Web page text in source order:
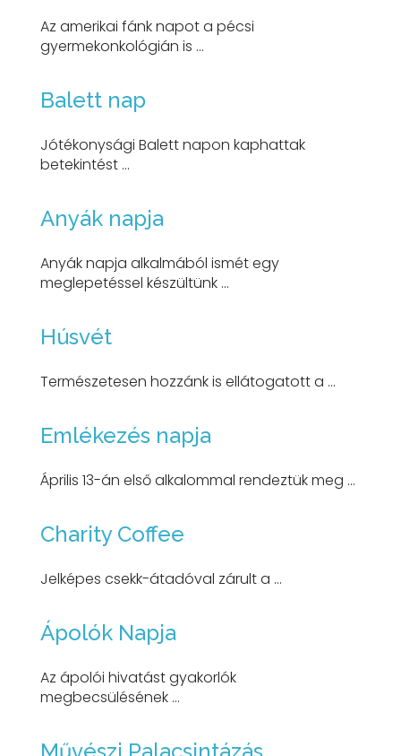
Az amerikai fánk napot a pécsi
gyermekonkológián is ...
Balett nap
Jótékonysági Balett napon kaphattak
betekintést ...
Anyák napja
Anyák napja alkalmából ismét egy
meglepetéssel készültünk ...
Húsvét
Természetesen hozzánk is ellátogatott a ...
Emlékezés napja
Április 13-án első alkalommal rendeztük meg ...
Charity Coffee
Jelképes csekk-átadóval zárult a ...
Ápolók Napja
Az ápolói hivatást gyakorlók
megbecsülésének ...
Művészi Palacsintázás